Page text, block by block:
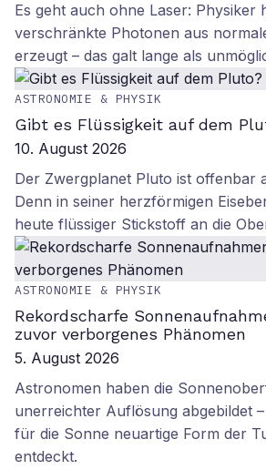
Es geht auch ohne Laser: Physiker
verschränkte Photonen aus
erzeugt – das galt lange als
ASTRONOMIE & PHYSIK
Gibt es Flüssigkeit auf dem
10. August 2026
Der Zwergplanet Pluto ist offenbar
Denn in seiner herzförmigen
heute flüssiger Stickstoff an die
ASTRONOMIE & PHYSIK
Rekordscharfe
zuvor verborgenes Phänomen
5. August 2026
Astronomen haben die
unerreichter Auflösung abgebildet
für die Sonne neuartige Form der
entdeckt.